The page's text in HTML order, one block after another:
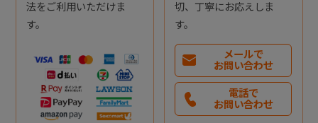
法をご利用いただけま
す。
切、丁寧にお応えしま
す。
メールで
お問い合わせ
電話で
お問い合わせ